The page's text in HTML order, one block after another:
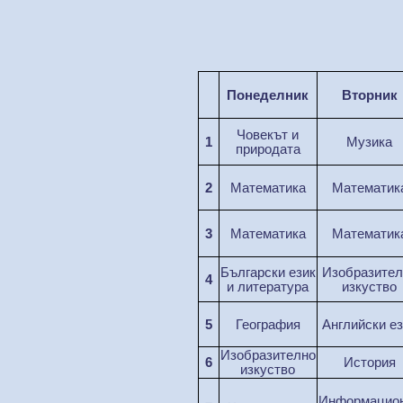
Понеделник Вторник
1
Човекът и
природата
Музика
2 Математика М
3 Математика М
4 Български език
и литература
И
изкуство
5 География Английски
6 Изобразително
изкуство История